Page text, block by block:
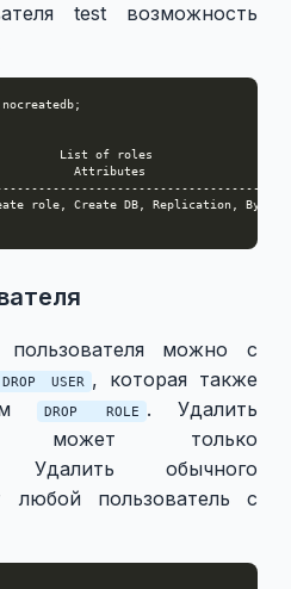
test возможность
пользователя можно с
DROP USER , которая также
DROP ROLE . Удалить
может только
Удалить обычного
любой пользователь с